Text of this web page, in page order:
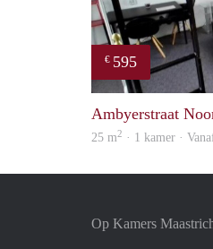
€ 595
Ambyerstraat
25 m2 · 1 kamer ·
Op Kamers